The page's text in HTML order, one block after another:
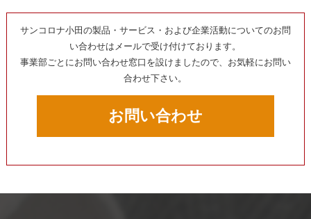
サンコロナ小田の製品・サービス・および企業活動についてのお問
い合わせはメールで受け付けております。
事業部ごとにお問い合わせ窓口を設けましたので、お気軽にお問い
合わせ下さい。
お問い合わせ